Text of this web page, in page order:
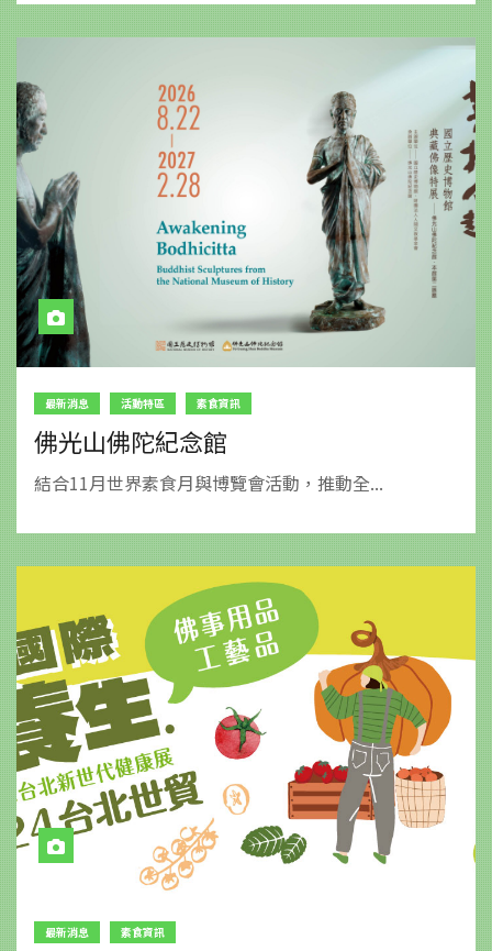
最新消息 活動特區 素食資訊
佛光山佛陀紀念館
結合11月世界素食月與博覽會活動，推動全...
最新消息 素食資訊